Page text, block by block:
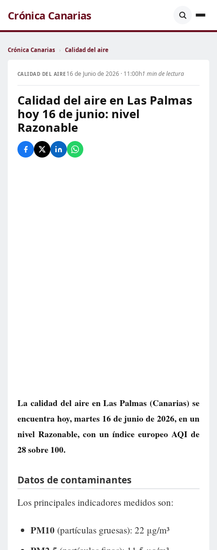
Crónica Canarias
Crónica Canarias › Calidad del aire
CALIDAD DEL AIRE 16 de Junio de 2026 · 11:00h1 min de lectura
Calidad del aire en Las Palmas
hoy 16 de junio: nivel
Razonable
La calidad del aire enLas Palmas (Canarias) se
encuentra hoy, martes 16 de junio de 2026, en un
nivel Razonable, con un índice europeo AQI de
28sobre 100.
Datos de contaminantes
Los principales indicadores medidos son:
PM10 (partículas gruesas): 22 μg/m³